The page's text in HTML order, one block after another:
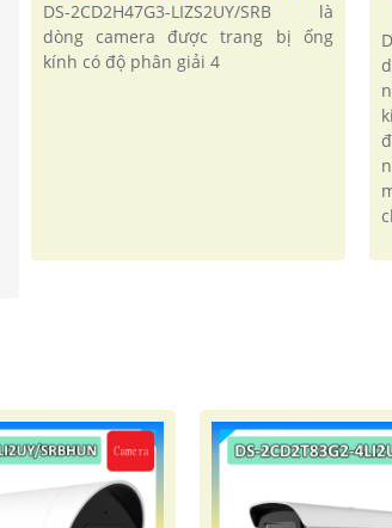
DS-2CD2H47G3-LIZS2UY/SRB là
dòng camera được trang bị ống
kính có độ phân giải 4